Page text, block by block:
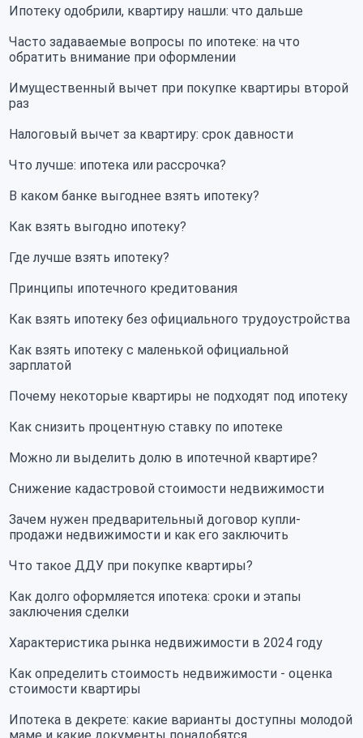
Ипотеку одобрили, квартиру нашли: что дальше
Часто задаваемые вопросы по ипотеке: на что
обратить внимание при оформлении
Имущественный вычет при покупке квартиры второй
раз
Налоговый вычет за квартиру: срок давности
Что лучше: ипотека или рассрочка?
В каком банке выгоднее взять ипотеку?
Как взять выгодно ипотеку?
Где лучше взять ипотеку?
Принципы ипотечного кредитования
Как взять ипотеку без официального трудоустройства
Как взять ипотеку с маленькой официальной
зарплатой
Почему некоторые квартиры не подходят под ипотеку
Как снизить процентную ставку по ипотеке
Можно ли выделить долю в ипотечной квартире?
Снижение кадастровой стоимости недвижимости
Зачем нужен предварительный договор купли-
продажи недвижимости и как его заключить
Что такое ДДУ при покупке квартиры?
Как долго оформляется ипотека: сроки и этапы
заключения сделки
Характеристика рынка недвижимости в 2024 году
Как определить стоимость недвижимости - оценка
стоимости квартиры
Ипотека в декрете: какие варианты доступны молодой